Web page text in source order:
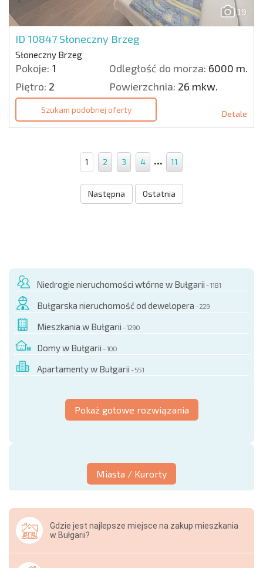
19
ID 10847 Słoneczny Brzeg
Słoneczny Brzeg
Pokoje: 1 Odległość do morza: 6000 m.
Piętro: 2 Powierzchnia: 26 mkw.
Szukam podobnej oferty Detale
1 2 3 4 ... 11
Następna Ostatnia
Niedrogie nieruchomości wtórne w Bułgarii - 1181
Bułgarska nieruchomość od dewelopera - 229
Mieszkania w Bułgarii - 1290
Domy w Bułgarii - 100
Apartamenty w Bułgarii - 551
Pokaż gotowe rozwiązania
Miasta / Kurorty
Gdzie jest najlepsze miejsce na zakup mieszkania
w Bułgarii?